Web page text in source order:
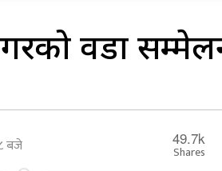
वडा
बजे 49.7k
Shares